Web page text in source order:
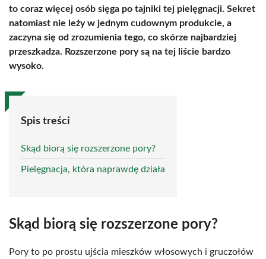
to coraz więcej osób sięga po tajniki tej pielęgnacji. Sekret
natomiast nie leży w jednym cudownym produkcie, a
zaczyna się od zrozumienia tego, co skórze najbardziej
przeszkadza. Rozszerzone pory są na tej liście bardzo
wysoko.
Spis treści
Skąd biorą się rozszerzone pory?
Pielęgnacja, która naprawdę działa
Skąd biorą się rozszerzone pory?
Pory to po prostu ujścia mieszków włosowych i gruczołów